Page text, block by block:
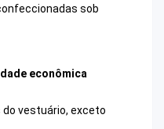
sob
econômica
do vestuário, exceto